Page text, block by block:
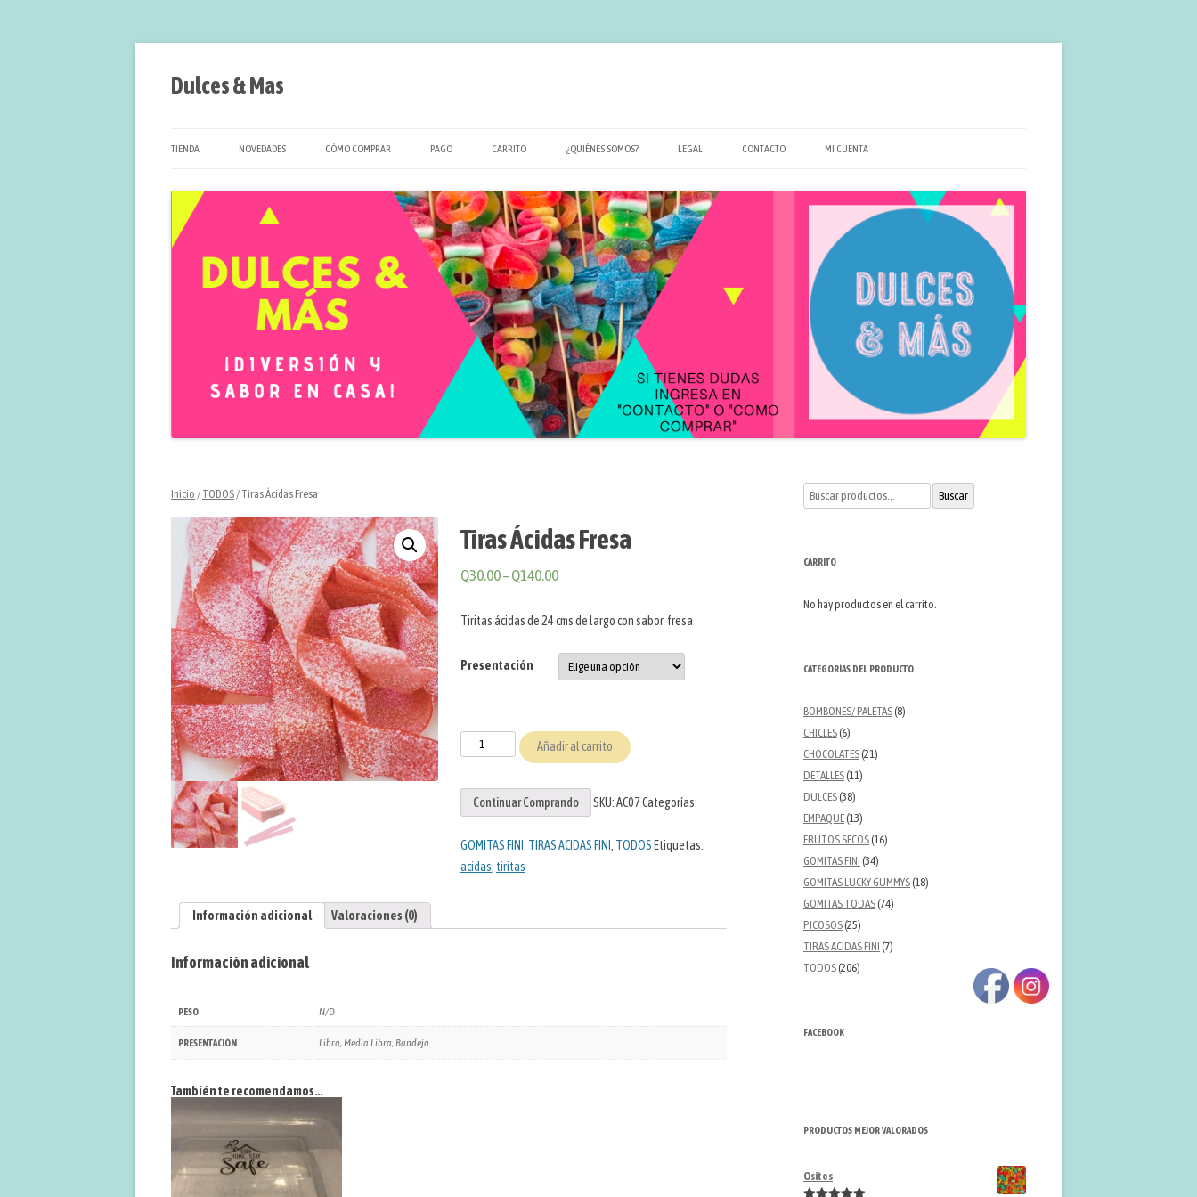
Saltar
contenido
Dulces & Mas
TIENDA NOVEDADES CÓMO COMPRAR PAGO CARRITO ¿QUIÉNES SOMOS? LEGAL
TÉRMINOS Y CONDICIONES
CONTACTO MI CUENTA
Inicio / TODOS/ Tiras Ácidas Fresa
Tiras Ácidas Fresa
Q30.00– Q140.00
Tiritas ácidas de 24 cms de largo con sabor fresa
Presentación
Tiras
cantidad
Añadir al carrito
Continuar Comprando SKU:AC07Categorías:
GOMITAS FINI TIRAS ACIDAS FINI TODOS Etiquetas:
acidas tiritas
Información adicional Valoraciones (0)
Información adicional
PESO N/D
PRESENTACIÓN Libra, Media Libra, Bandeja
También te recomendamos…
Buscar
por:
Buscar
CARRITO
No hay productos en el carrito.
CATEGORÍAS DEL PRODUCTO
BOMBONES/ PALETAS(8)
CHICLES(6)
CHOCOLATES(21)
DETALLES(11)
DULCES(38)
EMPAQUE(13)
FRUTOS SECOS(16)
GOMITAS FINI (34)
GOMITAS LUCKY GUMMYS(18)
GOMITAS TODAS(74)
PICOSOS(25)
TIRAS ACIDAS FINI (7)
TODOS(206)
FACEBOOK
PRODUCTOS MEJOR VALORADOS
Ositos